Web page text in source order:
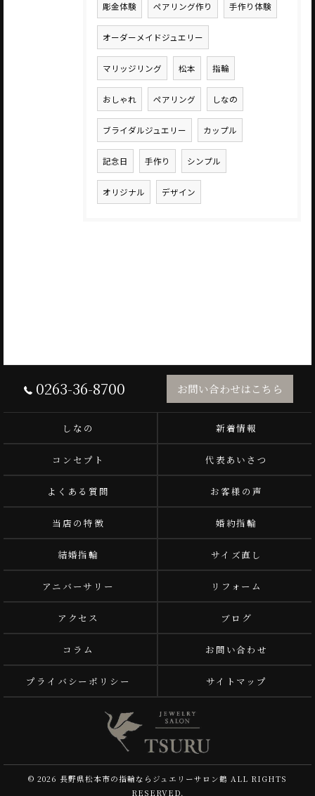
彫金体験 ペアリング作り 手作り体験
オーダーメイドジュエリー
マリッジリング 松本 指輪
おしゃれ ペアリング しなの
ブライダルジュエリー カップル
記念日 手作り シンプル
オリジナル デザイン
0263-36-8700 お問い合わせはこちら
しなの 新着情報
コンセプト 代表あいさつ
よくある質問 お客様の声
当店の特徴 婚約指輪
結婚指輪 サイズ直し
アニバーサリー リフォーム
アクセス ブログ
コラム お問い合わせ
プライバシーポリシー サイトマップ
© 2026 長野県松本市の指輪ならジュエリーサロン鶴 ALL RIGHTS
RESERVED.